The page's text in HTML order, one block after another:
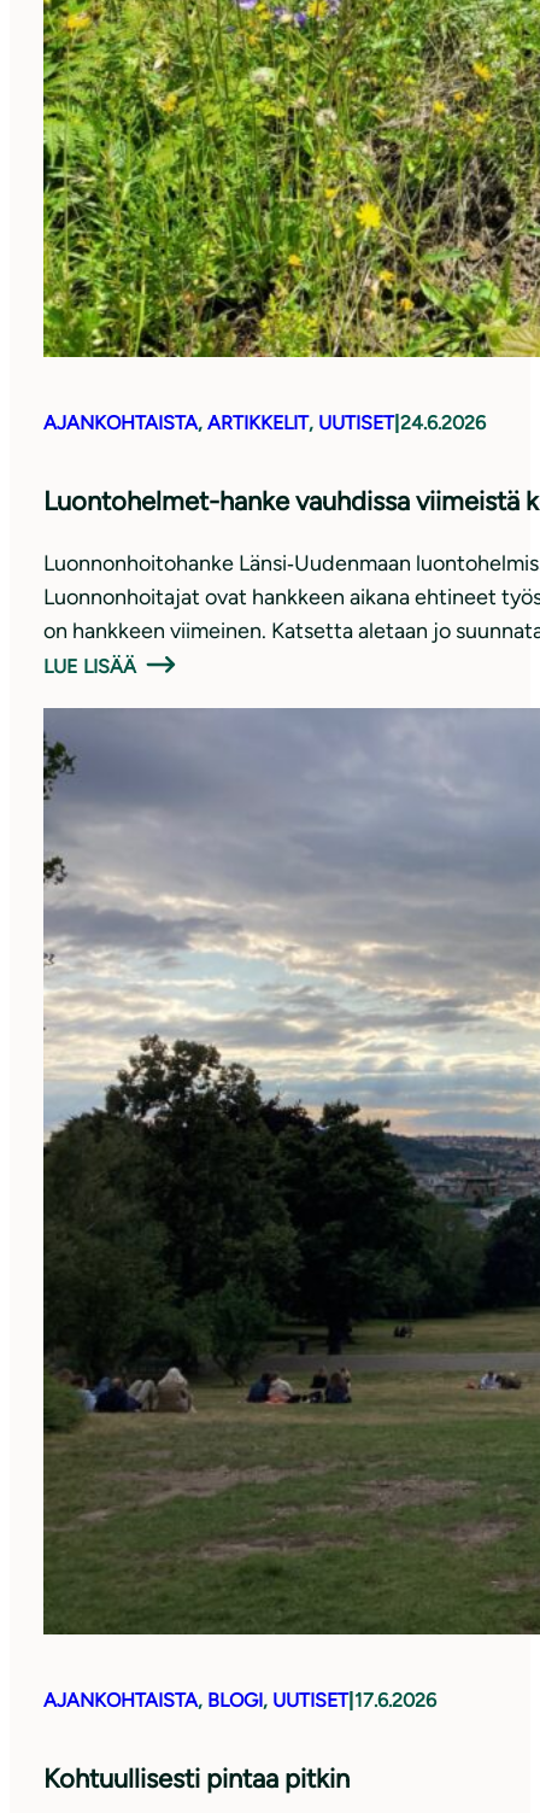
AJANKOHTAISTA, ARTIKKELIT, UUTISET| 24.6.2026
Luontohelmet-hanke vauhdissa viimeistä
Luonnonhoitohanke Länsi‑Uudenmaan
Luonnonhoitajat ovat hankkeen aikana ehtineet
on hankkeen viimeinen. Katsetta aletaan jo
LUE LISÄÄ
AJANKOHTAISTA, BLOGI, UUTISET| 17.6.2026
Kohtuullisesti pintaa pitkin